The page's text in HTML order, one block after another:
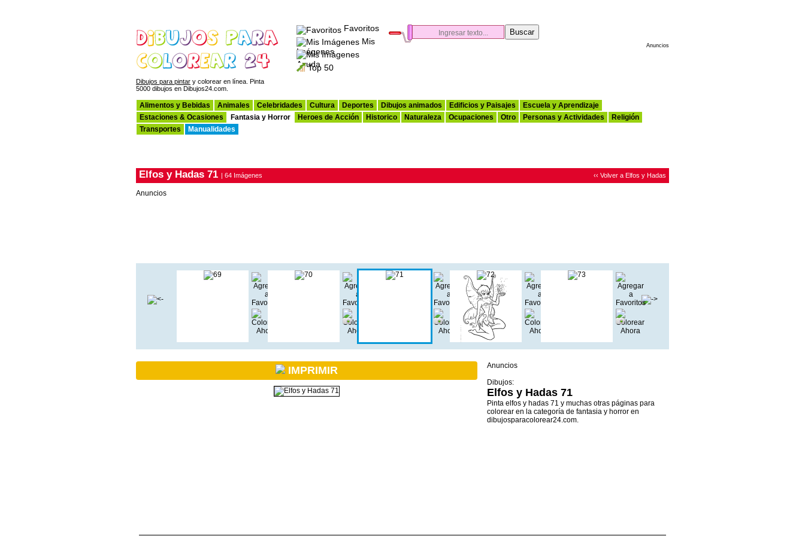
Dibujos para pintar y colorear en línea. Pinta
5000 dibujos en Dibujos24.com.
Favoritos
Mis
Imágenes
AyudaTop 50
Anuncios
Alimentos y Bebidas Animales Celebridades Cultura Deportes Dibujos animados Edificios y Paisajes
Escuela y Aprendizaje
Estaciones & Ocasiones
Fantasia y Horror Heroes de Acción Historico Naturaleza Ocupaciones Otro Personas y Actividades
Religión
Transportes
Manualidades
Elfos y Hadas 71 | 64 Imágenes ‹‹ Volver a Elfos y Hadas
Anuncios
IMPRIMIR
Anuncios
Dibujos:
Elfos y Hadas 71
Pinta elfos y hadas 71 y muchas otras páginas para
colorear en la categoría de fantasia y horror en
dibujosparacolorear24.com.